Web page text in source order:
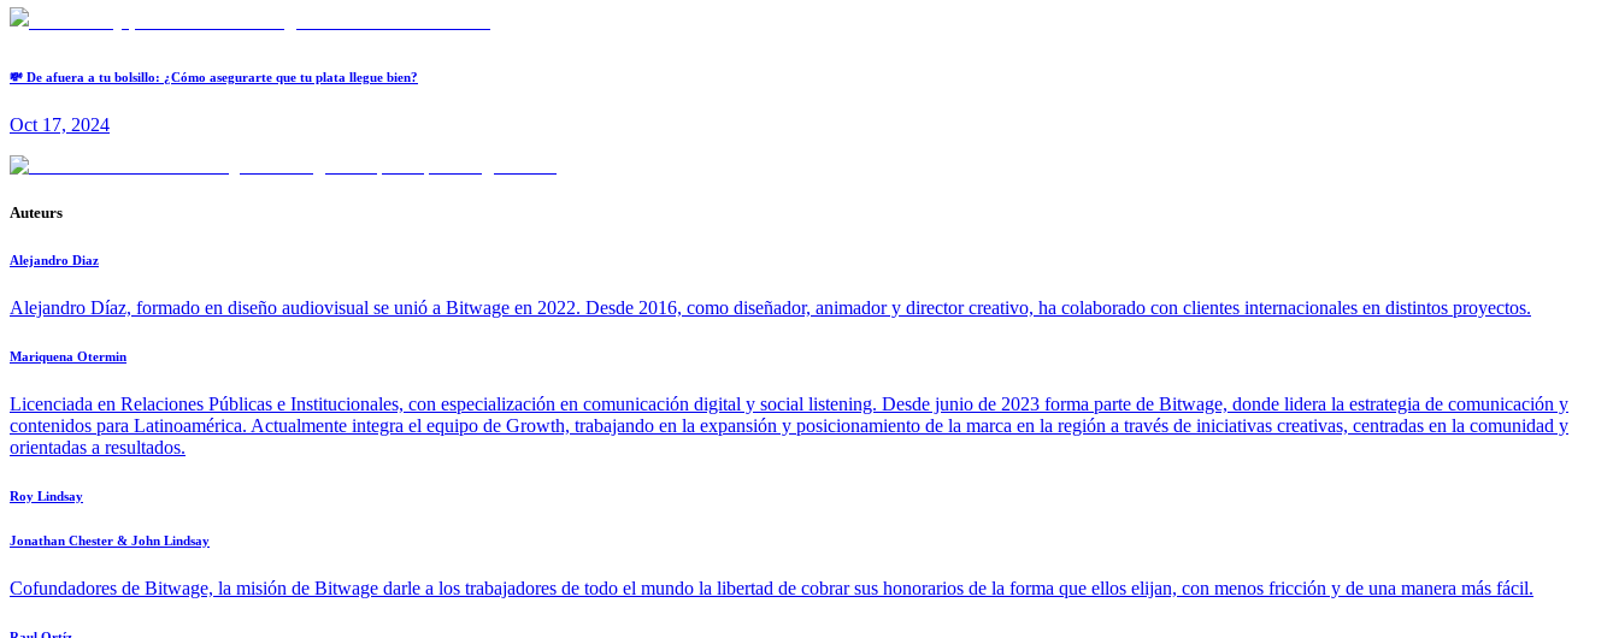
💸 De afuera a tu bolsillo: ¿Cómo asegurarte que tu plata llegue bien?
Oct 17, 2024
Auteurs
Alejandro Diaz
Alejandro Díaz, formado en diseño audiovisual se unió a Bitwage en 2022. Desde 2016, como diseñador, animador y director creativo, ha colaborado con clientes internacionales en distintos proyectos.
Mariquena Otermin
Licenciada en Relaciones Públicas e Institucionales, con especialización en comunicación digital y social listening. Desde junio de 2023 forma parte de Bitwage, donde lidera la estrategia de comunicación y
contenidos para Latinoamérica. Actualmente integra el equipo de Growth, trabajando en la expansión y posicionamiento de la marca en la región a través de iniciativas creativas, centradas en la comunidad y
orientadas a resultados.
Roy Lindsay
Jonathan Chester & John Lindsay
Cofundadores de Bitwage, la misión de Bitwage darle a los trabajadores de todo el mundo la libertad de cobrar sus honorarios de la forma que ellos elijan, con menos fricción y de una manera más fácil.